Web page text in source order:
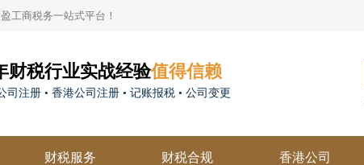
工商税务一站式平台！
财税行业实战经验值得信赖
司注册 • 香港公司注册 • 记账报税 • 公司变更
财税服务 财税合规 香港公司